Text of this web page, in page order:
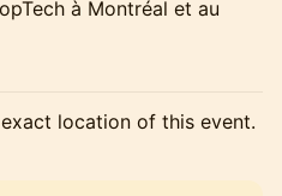
à Montréal et au
location of this event.